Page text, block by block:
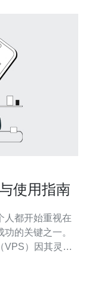
使用指南
人都开始重视在
的关键之一。
VPS）因其灵活
在复杂的市场中